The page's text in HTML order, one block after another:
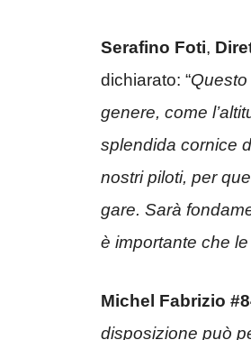
Serafino Foti,
dichiarato: “
genere, come
splendida cornice
nostri piloti, per
gare. Sarà
è importante che
Michel Fabrizio
disposizione può